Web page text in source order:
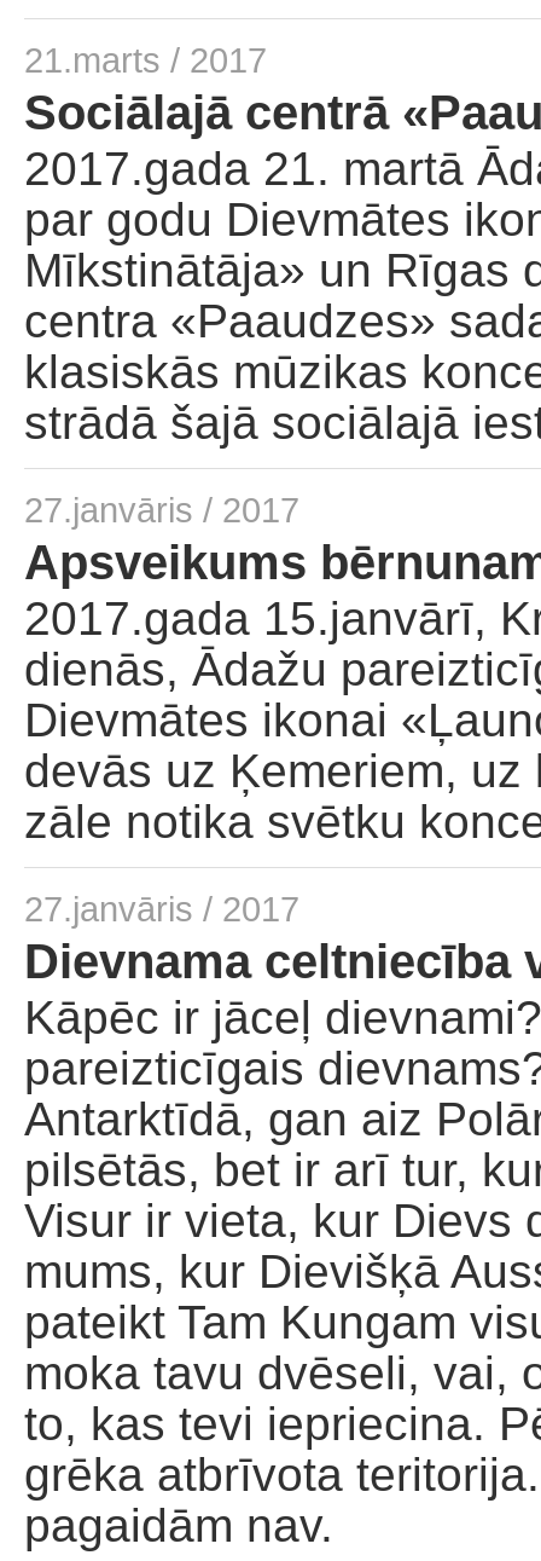
21.marts / 2017
Sociālajā centrā
2017.gada 21. martā
par godu Dievmātes
Mīkstinātāja» un Rīgas
centra «Paaudzes»
klasiskās mūzikas
strādā šajā sociālajā
27.janvāris / 2017
Apsveikums
2017.gada 15.janvārī,
dienās, Ādažu
Dievmātes ikonai
devās uz Ķemeriem,
zāle notika svētku
27.janvāris / 2017
Dievnama celtniecība
Kāpēc ir jāceļ
pareizticīgais
Antarktīdā, gan aiz
pilsētās, bet ir arī tur,
Visur ir vieta, kur Dievs
mums, kur Dievišķā
pateikt Tam Kungam
moka tavu dvēseli, vai,
to, kas tevi iepriecina.
grēka atbrīvota
pagaidām nav.